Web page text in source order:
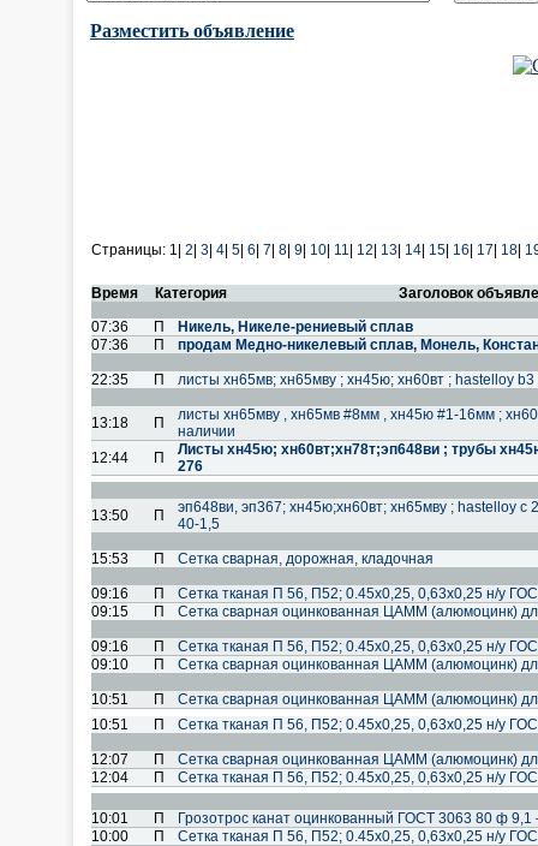
Разместить объявление
Страницы: 1| 2 3 4 5 6 7 8 9 10 11 12 13 14 15 16 17 18
Время Категория
Заголовок
07:36
П
Никель, Никеле-рениевый сплав
07:36
П продам Медно-никелевый сплав, Монель,
22:35 П листы хн65мв; хн65мву ; хн45ю; хн60вт ; hastelloy
13:18 П
листы хн65мву , хн65мв #8мм , хн45ю #1-16мм ;
наличии
12:44
П
Листы хн45ю; хн60вт;хн78т;эп648ви ; трубы
276
13:50 П
эп648ви, эп367; хн45ю;хн60вт; хн65мву ; hastelloy
40-1,5
15:53 П Сетка сварная, дорожная, кладочная
09:16 П
Сетка тканая П 56, П52; 0.45х0,25, 0,63х0,25 н/у
09:15
П Сетка сварная оцинкованная ЦАММ (алюмоцинк)
09:16 П
Сетка тканая П 56, П52; 0.45х0,25, 0,63х0,25 н/у
09:10
П Сетка сварная оцинкованная ЦАММ (алюмоцинк)
10:51 П
Сетка сварная оцинкованная ЦАММ (алюмоцинк)
10:51
П Сетка тканая П 56, П52; 0.45х0,25, 0,63х0,25 н/у
12:07 П
Сетка сварная оцинкованная ЦАММ (алюмоцинк)
12:04
П Сетка тканая П 56, П52; 0.45х0,25, 0,63х0,25 н/у
10:01 П
Грозотрос канат оцинкованный ГОСТ 3063 80 ф
10:00
П Сетка тканая П 56, П52; 0.45х0,25, 0,63х0,25 н/у